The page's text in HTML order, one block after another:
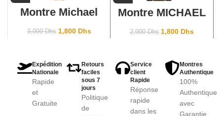
Montre Michael
MK5735 Two-Tone
3,000Dhs 1,800 Dhs
Montre MICHAEL
Two tone Ivory
2,900Dhs 1,800 Dhs
Expédition
Nationale
Rapide
et
Gratuite
Retours
faciles
sous 7
jours
Politique
de
Service
client
Rapide
Réponse
rapide
dans les
Montres
Authentique
100%
Authentique
avec
Garantie